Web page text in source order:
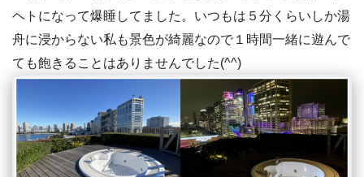
ヘトになって爆睡してました。いつもは５分くらいしか湯
舟に浸からない私も景色が綺麗なので１時間一緒に遊んで
ても飽きることはありませんでした(^^)